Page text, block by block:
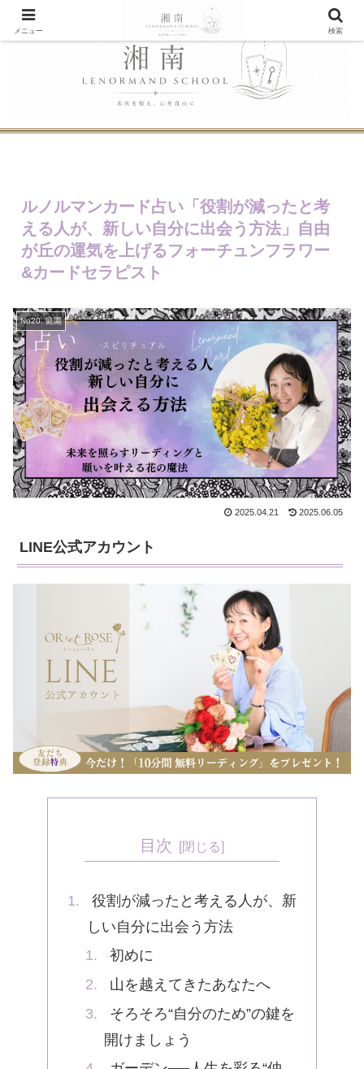
ルノルマンカード占い「役割が減ったと考
える人が、新しい自分に出会う方法」自由
が丘の運気を上げるフォーチュンフラワー
&カードセラピスト
No20. 庭園
2025.04.21 2025.06.05
LINE公式アカウント
目次
役割が減ったと考える人が、新
しい自分に出会う方法
初めに
山を越えてきたあなたへ
そろそろ“自分のため”の鍵を
開けましょう
メニュー 検索